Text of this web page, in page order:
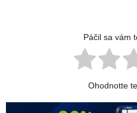
Páčil sa vám
Ohodnotte